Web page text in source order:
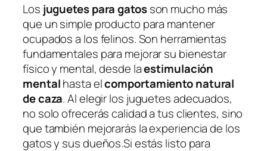
Los juguetes para gatosson mucho más
que un simple producto para mantener
ocupados a los felinos. Son herramientas
fundamentales para mejorar su bienestar
físico y mental, desde laestimulación
mentalhasta elcomportamiento natural
de caza. Al elegir los juguetes adecuados,
no solo ofrecerás calidad a tus clientes, sino
que también mejorarás la experiencia de los
gatos y sus dueños.Si estás listo para